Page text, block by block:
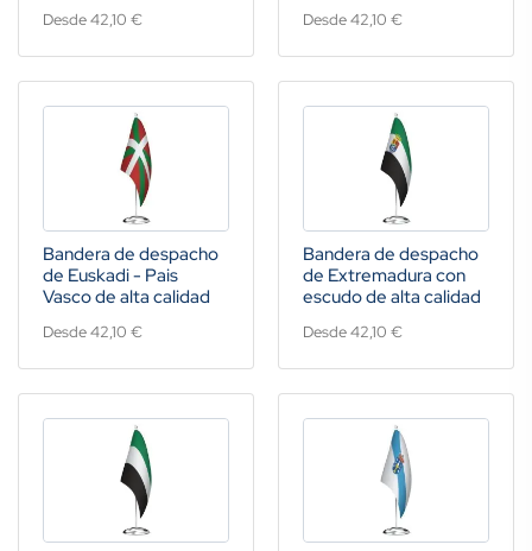
Desde 42,10 € Desde 42,10 €
Bandera de despacho
de Euskadi - Pais
Vasco de alta calidad
Desde 42,10 €
Bandera de despacho
de Extremadura con
escudo de alta calidad
Desde 42,10 €